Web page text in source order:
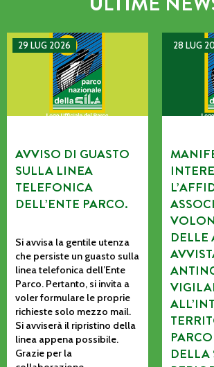
29 LUG 2026
AVVISO DI GUASTO SULLA LINEA
AVVISO DI GUASTO
SULLA LINEA
TELEFONICA
DELL’ENTE PARCO.
Si avvisa la gentile utenza
che persiste un guasto sulla
linea telefonica dell’Ente
Parco. Pertanto, si invita a
voler formulare le proprie
richieste solo mezzo mail.
Si avviserà il ripristino della
linea appena possibile.
Grazie per la
28 LUG
DELLE
DELLA